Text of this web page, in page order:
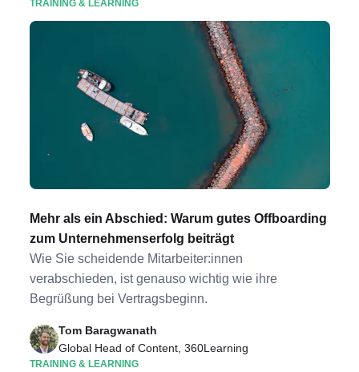
TRAINING & LEARNING
Mehr als ein Abschied: Warum gutes Offboarding
zum Unternehmenserfolg beiträgt
Wie Sie scheidende Mitarbeiter:innen
verabschieden, ist genauso wichtig wie ihre
Begrüßung bei Vertragsbeginn.
Tom Baragwanath
Global Head of Content, 360Learning
TRAINING & LEARNING